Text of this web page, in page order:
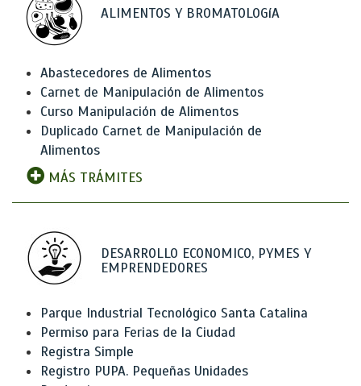
ALIMENTOS Y BROMATOLOGíA
Abastecedores de Alimentos
Carnet de Manipulación de Alimentos
Curso Manipulación de Alimentos
Duplicado Carnet de Manipulación de
Alimentos
MÁS TRÁMITES
DESARROLLO ECONOMICO, PYMES Y
EMPRENDEDORES
Parque Industrial Tecnológico Santa Catalina
Permiso para Ferias de la Ciudad
Registra Simple
Registro PUPA. Pequeñas Unidades